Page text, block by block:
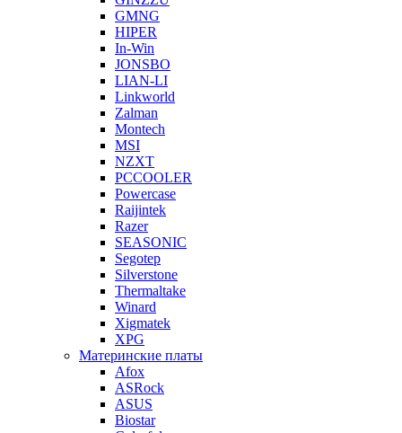
GMNG
HIPER
In-Win
JONSBO
LIAN-LI
Linkworld
Zalman
Montech
MSI
NZXT
PCCOOLER
Powercase
Raijintek
Razer
SEASONIC
Segotep
Silverstone
Thermaltake
Winard
Xigmatek
XPG
Материнские платы
Afox
ASRock
ASUS
Biostar